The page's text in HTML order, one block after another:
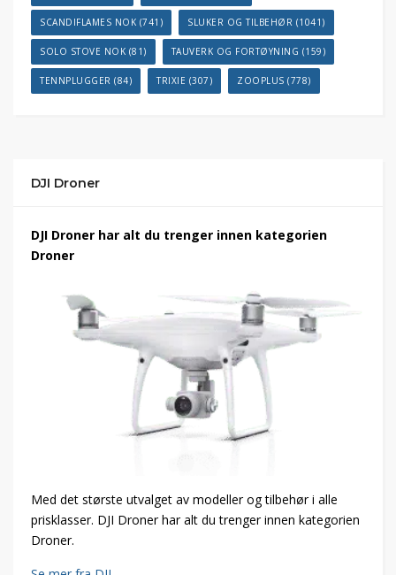
SCANDIFLAMES NOK (741) SLUKER OG TILBEHØR (1041)
SOLO STOVE NOK (81) TAUVERK OG FORTØYNING (159)
TENNPLUGGER (84) TRIXIE (307) ZOOPLUS (778)
DJI Droner
DJI Droner har alt du trenger innen kategorien
Droner
Med det største utvalget av modeller og tilbehør i alle
prisklasser. DJI Droner har alt du trenger innen kategorien
Droner.